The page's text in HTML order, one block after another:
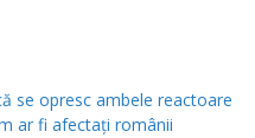
se opresc ambele reactoare
ar fi afectați românii